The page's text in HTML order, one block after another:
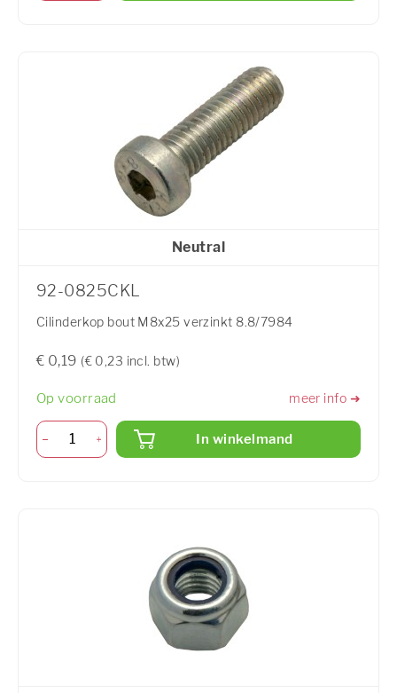
Neutral
92-0825CKL
Cilinderkop bout M8x25 verzinkt 8.8/7984
€ 0,19 (€ 0,23 incl. btw)
Op voorraad meer info ➜
In winkelmand